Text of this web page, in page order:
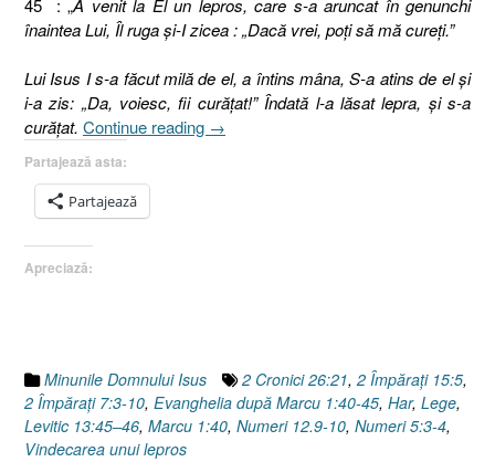
înaintea Lui, Îl ruga şi-I zicea : „Dacă vrei, poţi să mă cureţi.”
Lui Isus I s-a făcut milă de el, a întins mâna, S-a atins de el şi
i-a zis: „Da, voiesc, fii curăţat!” Îndată l-a lăsat lepra, şi s-a
curăţat. Continue reading „Vindecarea
→
Partajează asta:
Partajează
Apreciază:
Minunile Domnului Isus 2 Cronici 26:21, 2 Împăraţi 15:5,
2 Împăraţi 7:3-10, Evanghelia după Marcu 1:40-45, Har, Lege,
Levitic 13:45–46, Marcu 1:40, Numeri 12.9-10, Numeri 5:3-4,
Vindecarea unui lepros